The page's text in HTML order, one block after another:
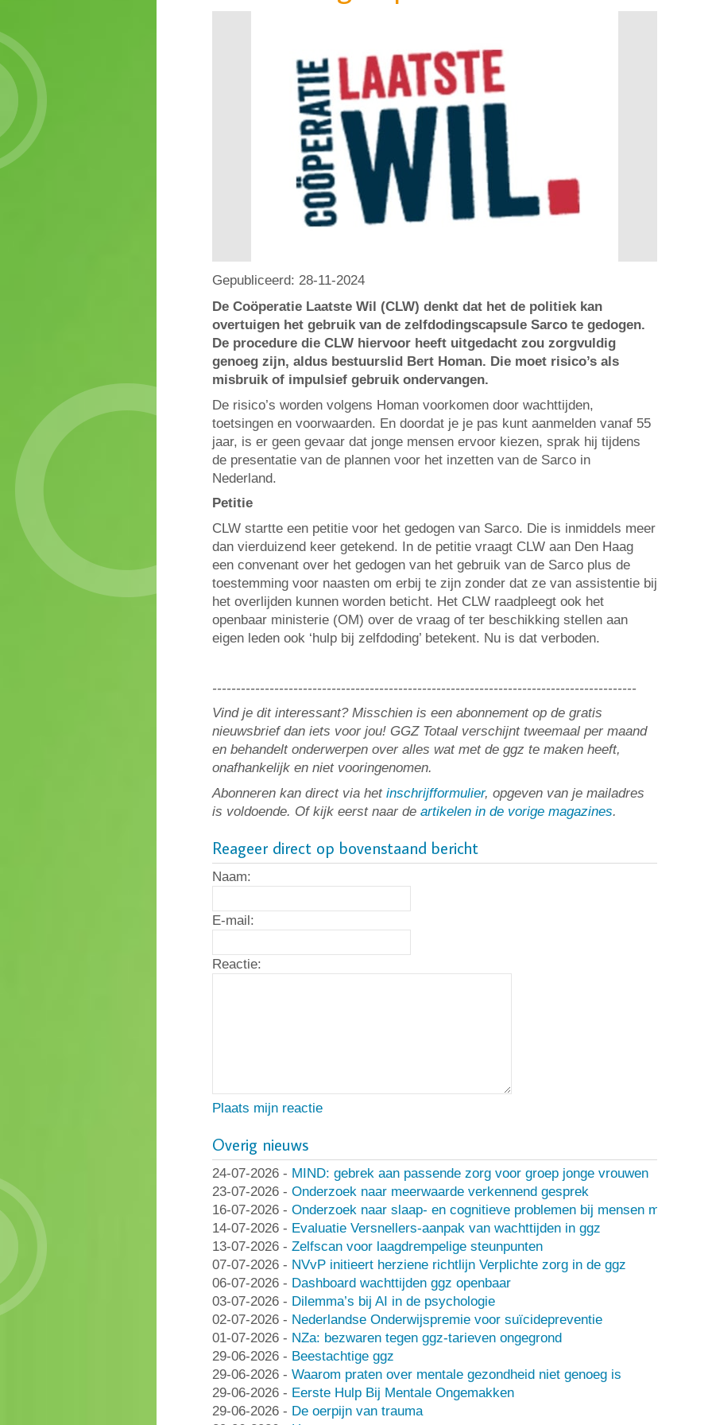
Gepubliceerd: 28-11-2024
De Coöperatie Laatste Wil (CLW) denkt dat het de politiek kan
overtuigen het gebruik van de zelfdodingscapsule Sarco te gedogen.
De procedure die CLW hiervoor heeft uitgedacht zou zorgvuldig
genoeg zijn, aldus bestuurslid Bert Homan. Die moet risico’s als
misbruik of impulsief gebruik ondervangen.
De risico’s worden volgens Homan voorkomen door wachttijden,
toetsingen en voorwaarden. En doordat je je pas kunt aanmelden vanaf 55
jaar, is er geen gevaar dat jonge mensen ervoor kiezen, sprak hij tijdens
de presentatie van de plannen voor het inzetten van de Sarco in
Nederland.
Petitie
CLW startte een petitie voor het gedogen van Sarco. Die is inmiddels meer
dan vierduizend keer getekend. In de petitie vraagt CLW aan Den Haag
een convenant over het gedogen van het gebruik van de Sarco plus de
toestemming voor naasten om erbij te zijn zonder dat ze van assistentie bij
het overlijden kunnen worden beticht. Het CLW raadpleegt ook het
openbaar ministerie (OM) over de vraag of ter beschikking stellen aan
eigen leden ook ‘hulp bij zelfdoding’ betekent. Nu is dat verboden.
-----------------------------------------------------------------------------------------
Vind je dit interessant? Misschien is een abonnement op de gratis
nieuwsbrief dan iets voor jou! GGZ Totaal verschijnt tweemaal per maand
en behandelt onderwerpen over alles wat met de ggz te maken heeft,
onafhankelijk en niet vooringenomen.
Abonneren kan direct via het inschrijfformulier, opgeven van je mailadres
is voldoende. Of kijk eerst naar de artikelen in de vorige magazines.
Reageer direct op bovenstaand bericht
Naam:
E-mail:
Reactie:
Plaats mijn reactie
Overig nieuws
24-07-2026 - MIND: gebrek aan passende zorg voor groep jonge vrouwen
23-07-2026 - Onderzoek naar meerwaarde verkennend gesprek
16-07-2026 - Onderzoek naar slaap- en cognitieve problemen bij mensen met een
14-07-2026 - Evaluatie Versnellers-aanpak van wachttijden in ggz
13-07-2026 - Zelfscan voor laagdrempelige steunpunten
07-07-2026 - NVvP initieert herziene richtlijn Verplichte zorg in de ggz
06-07-2026 - Dashboard wachttijden ggz openbaar
03-07-2026 - Dilemma’s bij AI in de psychologie
02-07-2026 - Nederlandse Onderwijspremie voor suïcidepreventie
01-07-2026 - NZa: bezwaren tegen ggz-tarieven ongegrond
29-06-2026 - Beestachtige ggz
29-06-2026 - Waarom praten over mentale gezondheid niet genoeg is
29-06-2026 - Eerste Hulp Bij Mentale Ongemakken
29-06-2026 - De oerpijn van trauma